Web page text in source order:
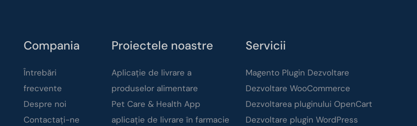
Compania
Întrebări
frecvente
Despre noi
Contactați-ne
Proiectele noastre
Aplicație de livrare a
produselor alimentare
Pet Care & Health App
aplicație de livrare în farmacie
Servicii
Magento Plugin Dezvoltare
Dezvoltare WooCommerce
Dezvoltarea pluginului OpenCart
Dezvoltare plugin WordPress